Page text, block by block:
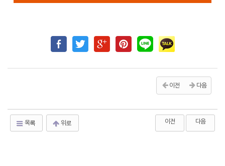
이전 다음
목록 위로 이전 다음